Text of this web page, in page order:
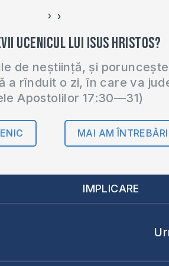
‹ ›
ucenicul lui Isus Hristos?
de neștiință, și
a rînduit o zi, în care va
Apostolilor 17:30—31)
MAI AM ÎNTREBĂRI
IMPLICARE